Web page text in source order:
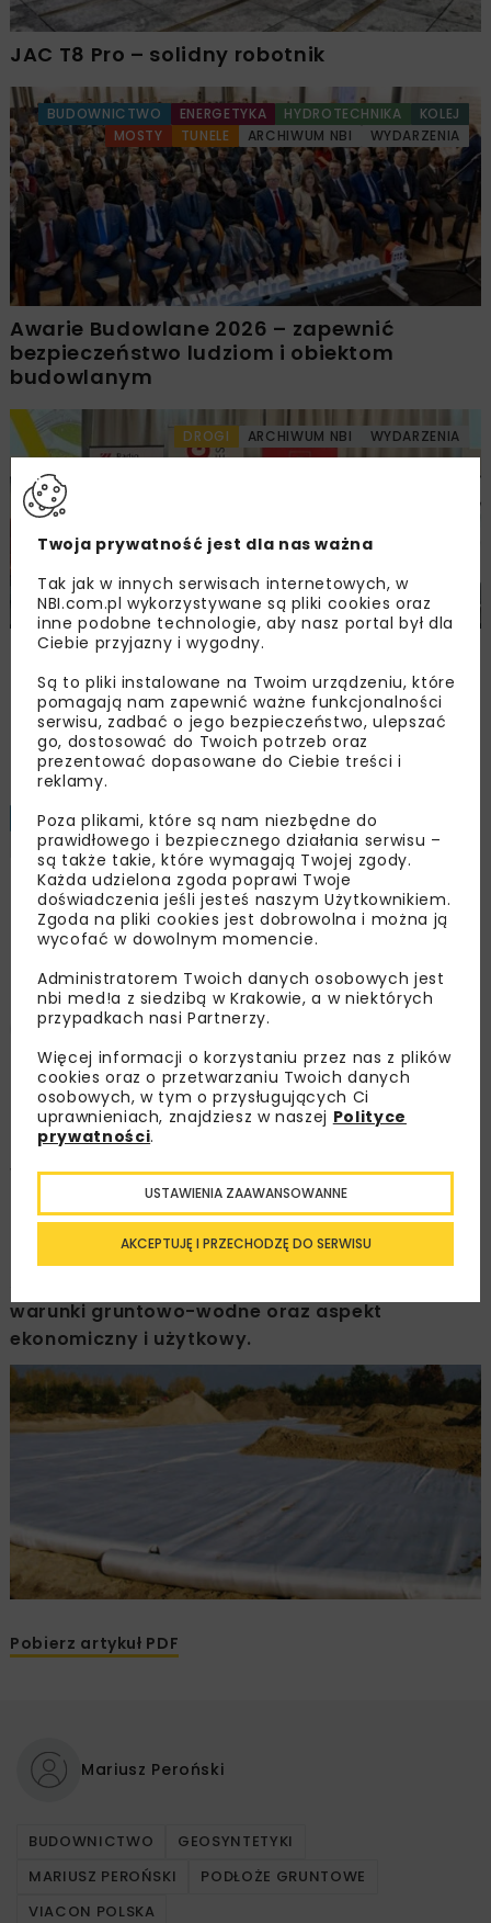
JAC T8 Pro – solidny robotnik
BUDOWNICTWO ENERGETYKA HYDROTECHNIKA
KOLEJ
MOSTY
TUNELE ARCHIWUM NBI WYDARZENIA
Awarie Budowlane 2026 – zapewnić
bezpieczeństwo ludziom i obiektom
budowlanym
DROGI ARCHIWUM NBI WYDARZENIA
Śląskie Forum Drogownictwa 2026
Załaduj więcej...
BUDOWNICTWO
ARCHIWUM NBI
MATERIAŁY
5 MINUT
CZYTANIA
Stabilizacja podłoża
gruntowego – geosyntetyki
Mariusz Peroński
OPUBLIKOWANO: 02.08.2018
Wieloletnie doświadczenia w realizacji
inwestycji drogowych umożliwiają stosowanie
różnorodnych metod stabilizacji podłoża
gruntowego. Technologie należy dobierać
warunki gruntowo-wodne oraz aspekt
ekonomiczny i użytkowy.
Pobierz artykuł PDF
Mariusz Peroński
BUDOWNICTWO
GEOSYNTETYKI
MARIUSZ PEROŃSKI
PODŁOŻE GRUNTOWE
VIACON POLSKA
Twoja prywatność jest dla nas ważna
Tak jak w innych serwisach internetowych, w
NBI.com.pl wykorzystywane są pliki cookies oraz
inne podobne technologie, aby nasz portal był dla
Ciebie przyjazny i wygodny.
Są to pliki instalowane na Twoim urządzeniu, które
pomagają nam zapewnić ważne funkcjonalności
serwisu, zadbać o jego bezpieczeństwo, ulepszać
go, dostosować do Twoich potrzeb oraz
prezentować dopasowane do Ciebie treści i
reklamy.
Poza plikami, które są nam niezbędne do
prawidłowego i bezpiecznego działania serwisu –
są także takie, które wymagają Twojej zgody.
Każda udzielona zgoda poprawi Twoje
doświadczenia jeśli jesteś naszym Użytkownikiem.
Zgoda na pliki cookies jest dobrowolna i można ją
wycofać w dowolnym momencie.
Administratorem Twoich danych osobowych jest
nbi med!a z siedzibą w Krakowie, a w niektórych
przypadkach nasi Partnerzy.
Więcej informacji o korzystaniu przez nas z plików
cookies oraz o przetwarzaniu Twoich danych
osobowych, w tym o przysługujących Ci
uprawnieniach, znajdziesz w naszej Polityce
prywatności.
AKCEPTUJĘ I PRZECHODZĘ DO SERWISU
USTAWIENIA ZAAWANSOWANNE